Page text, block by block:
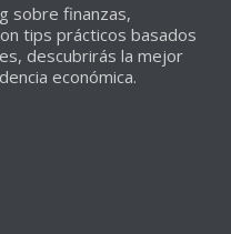
sobre finanzas,
tips prácticos basados
descubrirás la mejor
económica.